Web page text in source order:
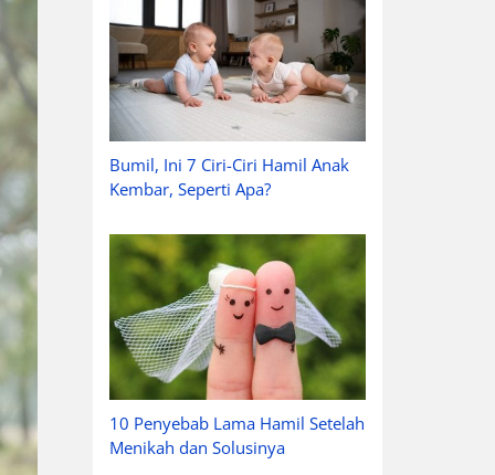
Bumil, Ini 7 Ciri-Ciri Hamil Anak
Kembar, Seperti Apa?
10 Penyebab Lama Hamil Setelah
Menikah dan Solusinya